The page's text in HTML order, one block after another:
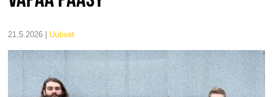
21.5.2026 | uutiset